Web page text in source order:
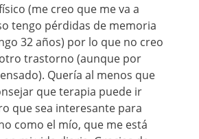
(me creo que me va a
tengo pérdidas de memoria
32 años) por lo que no creo
trastorno (aunque por
Quería al menos que
que terapia puede ir
que sea interesante para
como el mío, que me está